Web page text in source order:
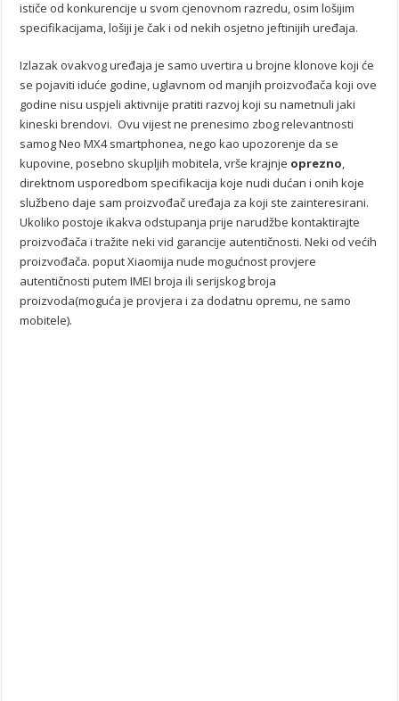
ističe od konkurencije u svom cjenovnom razredu, osim lošijim
specifikacijama, lošiji je čak i od nekih osjetno jeftinijih uređaja.
Izlazak ovakvog uređaja je samo uvertira u brojne klonove koji će
se pojaviti iduće godine, uglavnom od manjih proizvođača koji ove
godine nisu uspjeli aktivnije pratiti razvoj koji su nametnuli jaki
kineski brendovi. Ovu vijest ne prenesimo zbog relevantnosti
samog Neo MX4 smartphonea, nego kao upozorenje da se
kupovine, posebno skupljih mobitela, vrše krajnje oprezno,
direktnom usporedbom specifikacija koje nudi dućan i onih koje
službeno daje sam proizvođač uređaja za koji ste zainteresirani.
Ukoliko postoje ikakva odstupanja prije narudžbe kontaktirajte
proizvođača i tražite neki vid garancije autentičnosti. Neki od većih
proizvođača. poput Xiaomija nude mogućnost provjere
autentičnosti putem IMEI broja ili serijskog broja
proizvoda(moguća je provjera i za dodatnu opremu, ne samo
mobitele).